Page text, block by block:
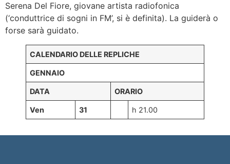
Serena Del Fiore, giovane artista radiofonica
(‘conduttrice di sogni in FM’, si è definita). La guiderà o
forse sarà guidato.
CALENDARIO DELLE REPLICHE
GENNAIO
DATA ORARIO
Ven 31 h 21.00